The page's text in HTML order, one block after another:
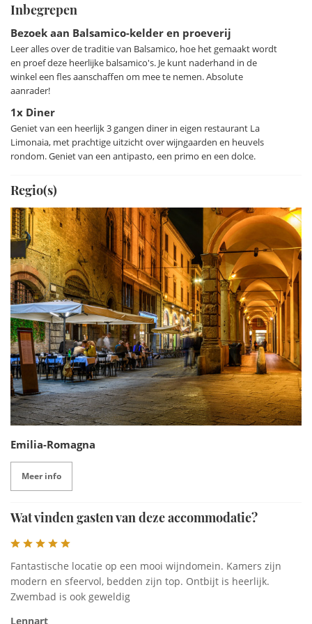
Het landgoed produceert met name biologische
mousserende wijnen en balsamicoazijn. De historische
azijnkelder Acetaia di Canossa heeft een “batterij” van 400
kleine vaten gemaakt uit verschillende houtsoorten. Het is
waarschijnlijk de oudste uit de regio en spectaculair om het
hele productieproces van balsamico azijn te zien. Uiteraard
De omgeving is bijzonder geschikt voor heerlijke
accommodatie fietsverhuur op het domein. Het landgoed
heuvels van Scandiano en Cannossa en is een mooie
fietstocht of autorit meer dan waard. Natuurlijk liggen in de
omgeving de steden Reggio Emilia, Parma en ook
Werelderfgoed-stad Modena klaar om ontdekt te worden.
Inbegrepen
Bezoek aan Balsamico-kelder en proeverij
Leer alles over de traditie van Balsamico, hoe het gemaakt wordt
en proef deze heerlijke balsamico's. Je kunt naderhand in de
winkel een fles aanschaffen om mee te nemen. Absolute
aanrader!
1x Diner
Geniet van een heerlijk 3 gangen diner in eigen restaurant La
Limonaia, met prachtige uitzicht over wijngaarden en heuvels
rondom. Geniet van een antipasto, een primo en een dolce.
Regio(s)
Emilia-Romagna
Meer info
Wat vinden gasten van deze accommodatie?
Fantastische locatie op een mooi wijndomein. Kamers zijn
modern en sfeervol, bedden zijn top. Ontbijt is heerlijk.
Zwembad is ook geweldig
Lennart